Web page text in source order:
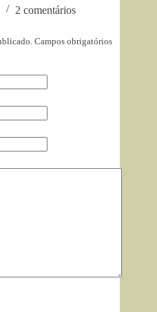
2 comentários
Campos obrigatórios